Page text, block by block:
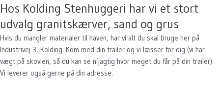
Hos Kolding Stenhuggeri har vi et stort
udvalg granitskærver, sand og grus
Hvis du mangler materialer til haven, har vi alt du skal bruge her på
Industrivej 3, Kolding. Kom med din trailer og vi læsser for dig (vi har
vægt på skovlen, så du kan se n’jagtig hvor meget du får på din trailer).
Vi leverer også gerne på din adresse.